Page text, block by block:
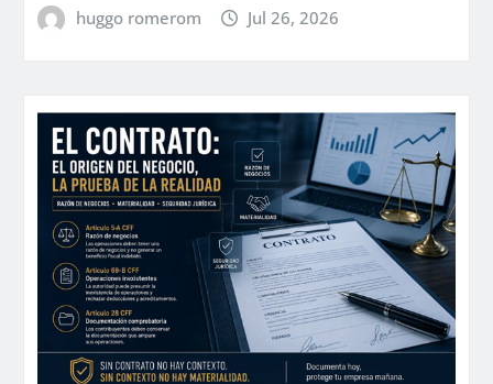
huggo romerom Jul 26, 2026